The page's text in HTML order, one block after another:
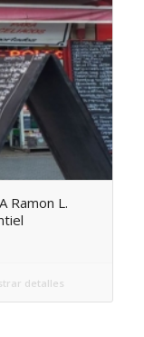
Ramon L.
detalles